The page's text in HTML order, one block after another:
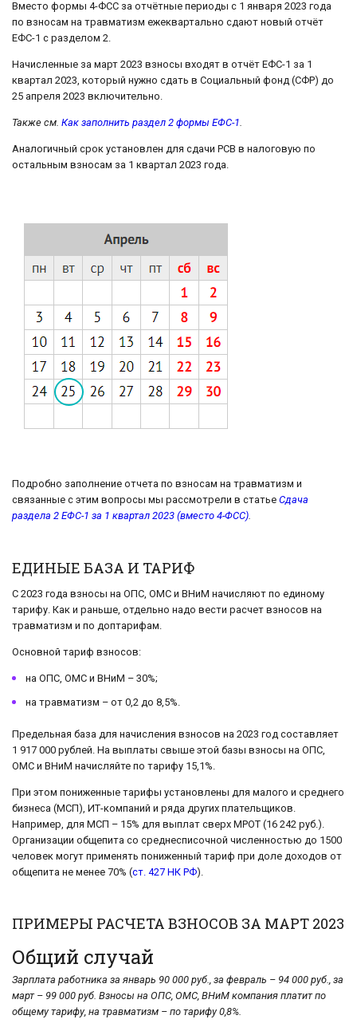
Вместо формы 4-ФСС за отчётные периоды с 1 января 2023 года
по взносам на травматизм ежеквартально сдают новый отчёт
ЕФС-1 с разделом 2.
Начисленные за март 2023 взносы входят в отчёт ЕФС-1 за 1
квартал 2023, который нужно сдать в Социальный фонд (СФР) до
25 апреля 2023 включительно.
Также см. Как заполнить раздел 2 формы ЕФС-1.
Аналогичный срок установлен для сдачи РСВ в налоговую по
остальным взносам за 1 квартал 2023 года.
Подробно заполнение отчета по взносам на травматизм и
связанные с этим вопросы мы рассмотрели в статье Сдача
раздела 2 ЕФС-1 за 1 квартал 2023 (вместо 4-ФСС).
ЕДИНЫЕ БАЗА И ТАРИФ
С 2023 года взносы на ОПС, ОМС и ВНиМ начисляют по единому
тарифу. Как и раньше, отдельно надо вести расчет взносов на
травматизм и по доптарифам.
Основной тариф взносов:
на ОПС, ОМС и ВНиМ – 30%;
на травматизм – от 0,2 до 8,5%.
Предельная база для начисления взносов на 2023 год составляет
1 917 000 рублей. На выплаты свыше этой базы взносы на ОПС,
ОМС и ВНиМ начисляйте по тарифу 15,1%.
При этом пониженные тарифы установлены для малого и среднего
бизнеса (МСП), ИТ-компаний и ряда других плательщиков.
Например, для МСП – 15% для выплат сверх МРОТ (16 242 руб.).
Организации общепита со среднесписочной численностью до 1500
человек могут применять пониженный тариф при доле доходов от
общепита не менее 70% (ст. 427 НК РФ).
ПРИМЕРЫ РАСЧЕТА ВЗНОСОВ ЗА МАРТ 2023
Общий случай
Зарплата работника за январь 90 000 руб., за февраль – 94 000 руб., за
март – 99 000 руб. Взносы на ОПС, ОМС, ВНиМ компания платит по
общему тарифу, на травматизм – по тарифу 0,8%.